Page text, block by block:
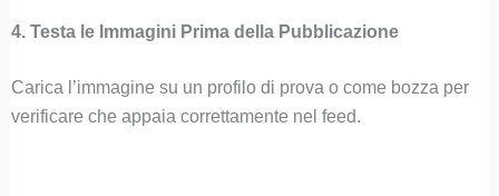
4. Testa le Immagini Prima della Pubblicazione
Carica l’immagine su un profilo di prova o come bozza per
verificare che appaia correttamente nel feed.